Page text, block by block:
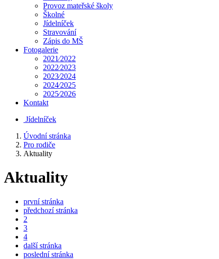
Provoz mateřské školy
Školné
Jídelníček
Stravování
Zápis do MŠ
Fotogalerie
2021⁄2022
2022⁄2023
2023⁄2024
2024⁄2025
2025⁄2026
Kontakt
Jídelníček
Úvodní stránka
Pro rodiče
Aktuality
Aktuality
první stránka
předchozí stránka
2
3
4
další stránka
poslední stránka